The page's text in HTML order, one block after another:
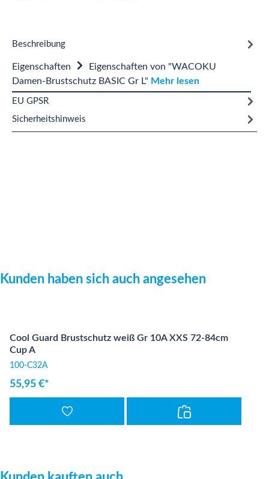
Beschreibung
Eigenschaften
Eigenschaften von "WACOKU
Damen-Brustschutz BASIC Gr L" Mehr lesen
EU GPSR
Sicherheitshinweis
Produktgalerie überspringen
Kunden haben sich auch angesehen
Cool Guard Brustschutz weiß Gr 10A XXS 72-84cm
Cup A
100-C32A
55,95 €*
Produktgalerie überspringen